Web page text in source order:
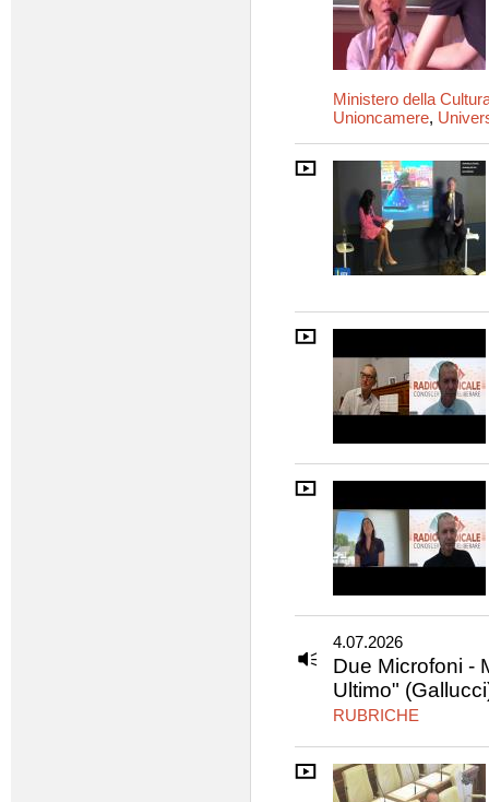
Ministero della
Unioncamere,
4.07.2026
Due Microfoni -
Ultimo"
RUBRICHE